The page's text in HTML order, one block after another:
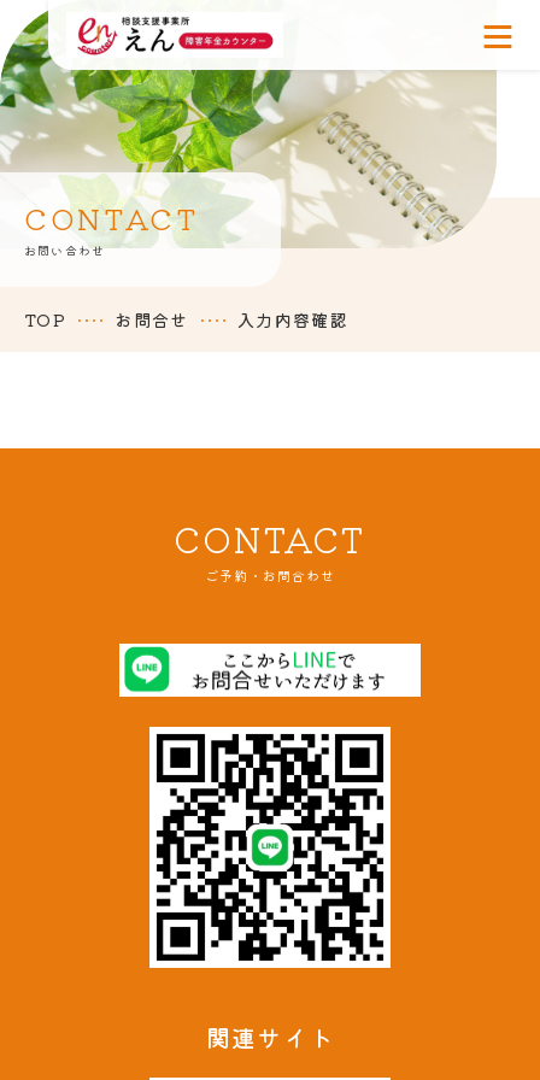
PICKUP
ABOUT US
SUPPORTER
NEWS
ACCESS
CONTACT
お問い合わせ
TOP お問合せ 入力内容確認
CONTACT
ご予約・お問合わせ
関連サイト